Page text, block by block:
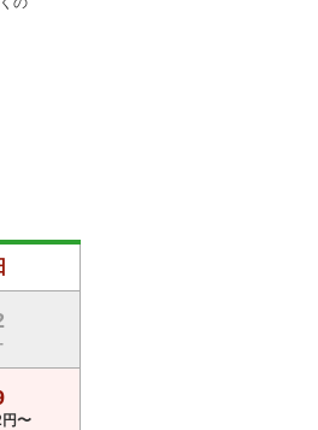
〜